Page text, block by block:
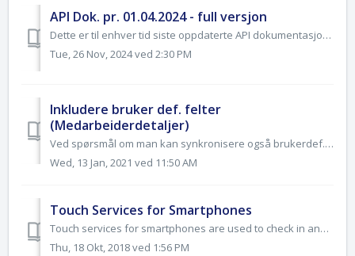
API Dok. pr. 01.04.2024 - full versjon
Dette er til enhver tid siste oppdaterte API dokumentasjon.
Tue, 26 Nov, 2024 ved 2:30 PM
Inkludere bruker def. felter
(Medarbeiderdetaljer)
Ved spørsmål om man kan synkronisere også brukerdef. felter (PAI) Web services, så er det mulig. Det brukerdef. feltet må opprettes (eller er opprettet) d...
Wed, 13 Jan, 2021 ved 11:50 AM
Touch Services for Smartphones
Touch services for smartphones are used to check in and out, a)TouchCheckIn The TouchCheckIn method allows the user to check in from a smartphone. ...
Thu, 18 Okt, 2018 ved 1:56 PM